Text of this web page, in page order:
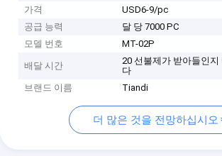
가격
USD6-9/pc
공급 능력
달 당 7000 PC
모델 번호
MT-02P
배달 시간
20 선불제가 받아들인지
다
브랜드 이름
Tiandi
더 많은 것을 전망하십시오